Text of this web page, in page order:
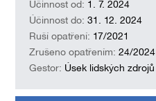
Účinnost od: 1. 7. 2024
Účinnost do:31. 12. 2024
Ruší opatření: 17/2021
Zrušeno opatřením:24/2024
Gestor: Úsek lidských zdrojů